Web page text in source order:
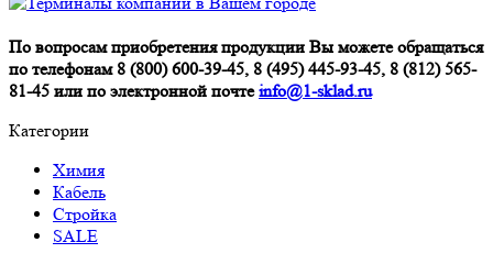
По вопросам приобретения продукции Вы можете обращаться
по телефонам 8 (800) 600-39-45, 8 (495) 445-93-45, 8 (812) 565-
81-45 или по электронной почтеinfo@1-sklad.ru
Категории
Химия
Кабель
Стройка
SALE